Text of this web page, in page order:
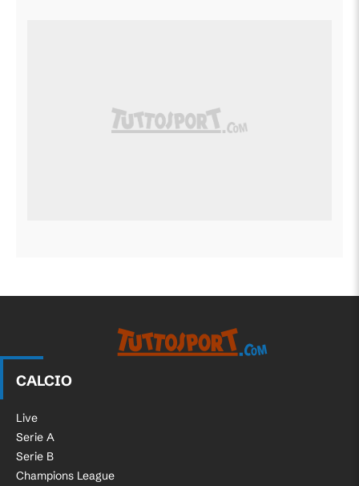
CALCIO
Live
Serie A
Serie B
Champions League